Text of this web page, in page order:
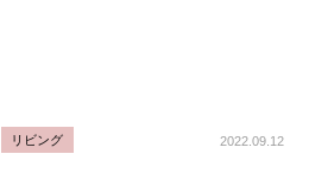
リビング 2022.09.12